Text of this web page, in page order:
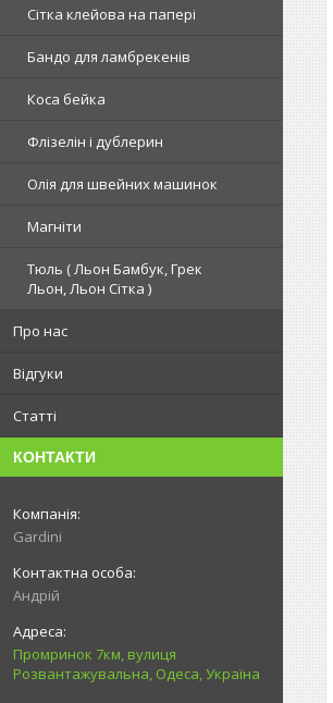
Сітка клейова на папері
Бандо для ламбрекенів
Коса бейка
Флізелін і дублерин
Олія для швейних машинок
Магніти
Тюль ( Льон Бамбук, Грек
Льон, Льон Сітка )
Про нас
Відгуки
Статті
КОНТАКТИ
Gardini
Андрій
Промринок 7км, вулиця
Розвантажувальна, Одеса, Україна